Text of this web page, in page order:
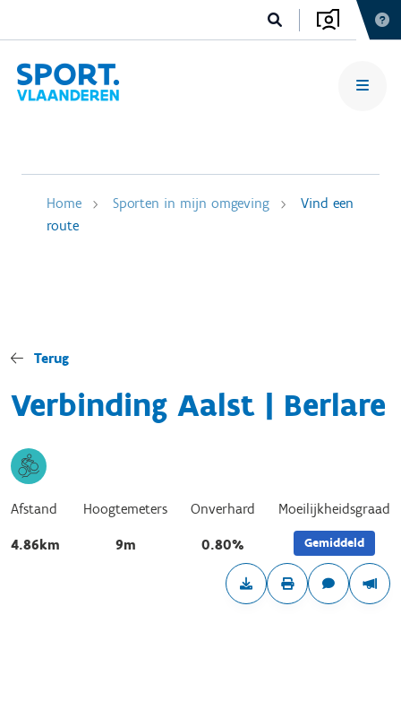
Home Sporten in mijn omgeving
Vind een
route
Terug
Verbinding Aalst | Berlare
Afstand
4.86km
Hoogtemeters
9m
Onverhard
0.80%
Moeilijkheidsgraad
Gemiddeld